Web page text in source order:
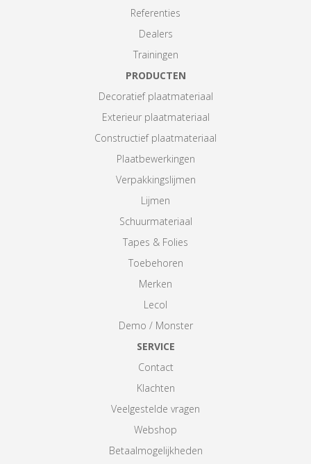
Referenties
Dealers
Trainingen
PRODUCTEN
Decoratief plaatmateriaal
Exterieur plaatmateriaal
Constructief plaatmateriaal
Plaatbewerkingen
Verpakkingslijmen
Lijmen
Schuurmateriaal
Tapes & Folies
Toebehoren
Merken
Lecol
Demo / Monster
SERVICE
Contact
Klachten
Veelgestelde vragen
Webshop
Betaalmogelijkheden